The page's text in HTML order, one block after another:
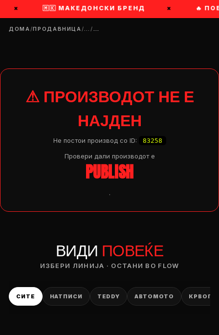
× 🇲🇰 МАКЕДОНСКИ БРЕНД × 🔥
ДОМА/ПРОДАВНИЦА/…/…
⚠ ПРОИЗВОДОТ НЕ Е
НАЈДЕН
Не постои производ со ID: 83258
Провери дали производот e
PUBLISH
.
ВИДИ ПОВЕЌЕ
ИЗБЕРИ ЛИНИЈА · ОСТАНИ ВО FLOW
СИТЕ НАТПИСИ TEDDY АВТОМОТО